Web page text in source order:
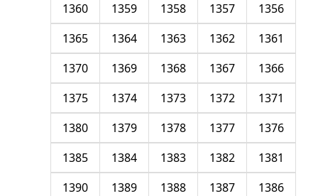
1356
1357
1358
1359
1360
1361
1362
1363
1364
1365
1366
1367
1368
1369
1370
1371
1372
1373
1374
1375
1376
1377
1378
1379
1380
1381
1382
1383
1384
1385
1386
1387
1388
1389
1390